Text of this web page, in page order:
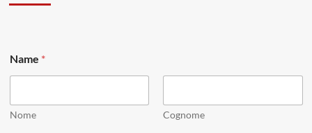
m
a
l
N
Name *
Nome Cognome